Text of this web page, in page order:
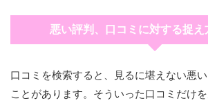
悪い評判、口コミに対する捉え
口コミを検索すると、見るに堪えない悪
ことがあります。そういった口コミだけ